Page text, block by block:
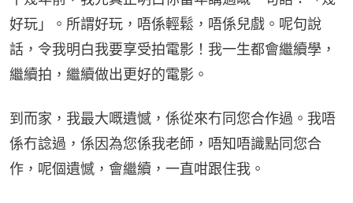
好玩」。所謂好玩，唔係輕鬆，唔係兒戲。呢句說
話，令我明白我要享受拍電影！我一生都會繼續學，
繼續拍，繼續做出更好的電影。
到而家，我最大嘅遺憾，係從來冇同您合作過。我唔
係冇諗過，係因為您係我老師，唔知唔識點同您合
作，呢個遺憾，會繼續，一直咁跟住我。